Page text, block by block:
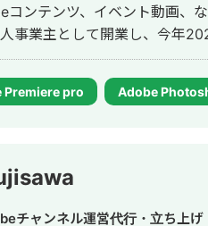
コンテンツ、イベント動画、
事業主として開業し、今年
Premiere pro Adobe
チャンネル運営代行・立ち上げ